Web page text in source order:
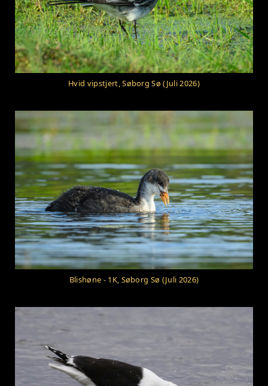
Hvid vipstjert, Søborg Sø (Juli 2026)
Blishøne - 1K, Søborg Sø (Juli 2026)